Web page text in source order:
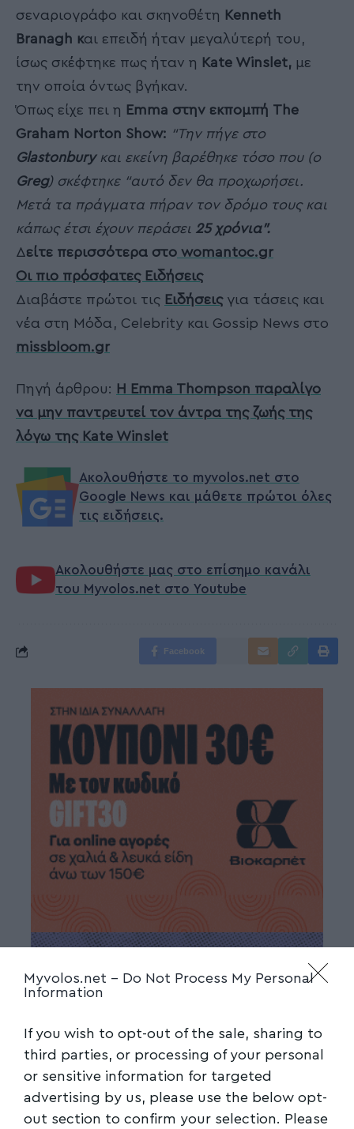
Myvolos.net - Do Not Process My Personal
Information
If you wish to opt-out of the sale, sharing to
third parties, or processing of your personal
or sensitive information for targeted
advertising by us, please use the below opt-
out section to confirm your selection. Please
σεναριογράφο και σκηνοθέτη
Κenneth
Branagh και επειδή ήταν μεγαλύτερή του,
ίσως σκέφτηκε πως ήταν η
Κate Winslet, με
την οποία όντως βγήκαν.
Όπως είχε πει η
Emma στην εκπομπή The
Graham Norton Show: “Την πήγε στο
Glastonbury και εκείνη βαρέθηκε τόσο που (ο
Greg) σκέφτηκε “αυτό δεν θα προχωρήσει.
Μετά τα πράγματα πήραν τον δρόμο τους και
κάπως έτσι έχουν περάσει 25 χρόνια”.
Δείτε περισσότερα στο womantoc.gr
Οι πιο πρόσφατες Ειδήσεις
Διαβάστε πρώτοι τις Ειδήσειςγια τάσεις και
νέα στη Μόδα, Celebrity και Gossip News στο
missbloom.gr
Πηγή άρθρου:
Η Emma Thompson παραλίγο
να μην παντρευτεί τον άντρα της ζωής της
λόγω της Κate Winslet
Ακολουθήστε το myvolos.net στο
Google News και μάθετε πρώτοι όλες
τις ειδήσεις.
Ακολουθήστε μας στο επίσημο κανάλι
του Myvolos.net στο Youtube
Facebook